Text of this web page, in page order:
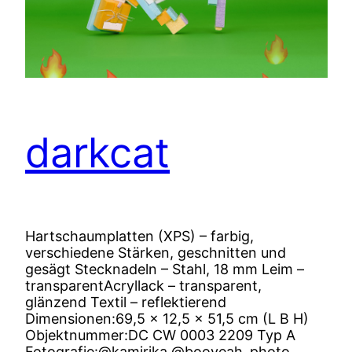
darkcat
Hartschaumplatten (XPS) – farbig,
verschiedene Stärken, geschnitten und
gesägt Stecknadeln – Stahl, 18 mm Leim –
transparentAcryllack – transparent,
glänzend Textil – reflektierend
Dimensionen:69,5 x 12,5 x 51,5 cm (L B H)
Objektnummer:DC CW 0003 2209 Typ A